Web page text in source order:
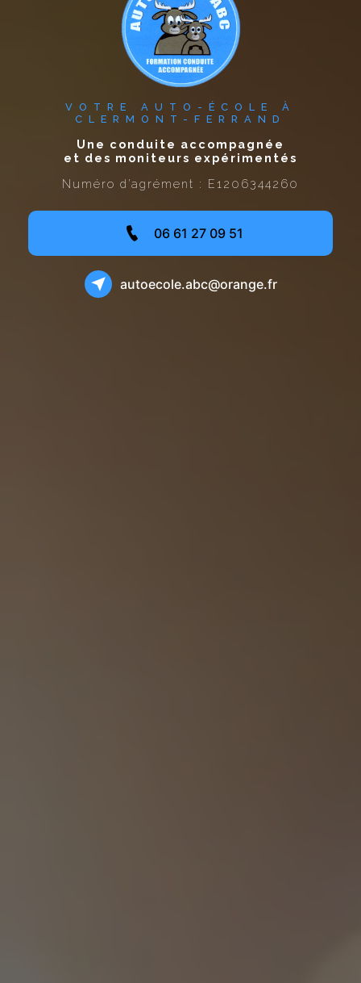
VOTRE AUTO-ÉCOLE À
CLERMONT-FERRAND
Une conduite
et des moniteurs
Numéro d’agrément : E1206344260
06 61 27 09 51
autoecole.abc@orange.fr